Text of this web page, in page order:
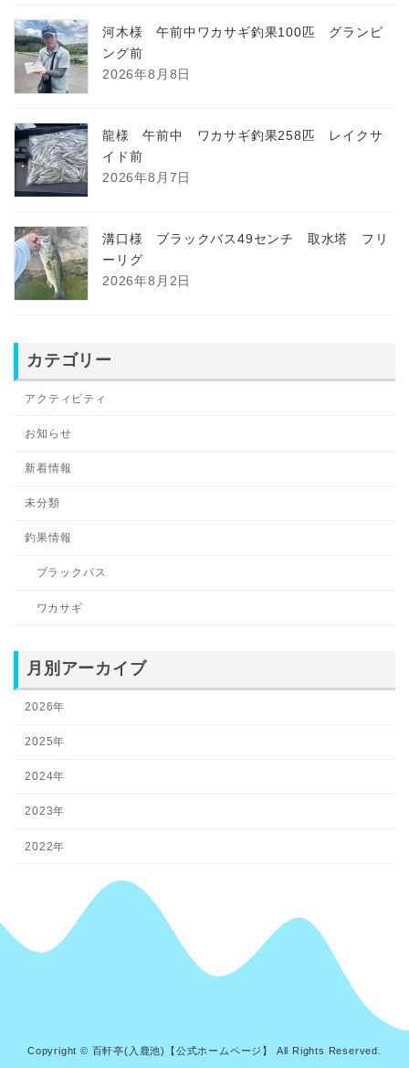
河木様 午前中ワカサギ釣果100匹 グランピ
ング前
2026年8月8日
龍様 午前中 ワカサギ釣果258匹 レイクサ
イド前
2026年8月7日
溝口様 ブラックバス49センチ 取水塔 フリ
ーリグ
2026年8月2日
カテゴリー
アクティビティ
お知らせ
新着情報
未分類
釣果情報
ブラックバス
ワカサギ
月別アーカイブ
2026年
2025年
2024年
2023年
2022年
Copyright © 百軒亭(入鹿池)【公式ホームページ】 All Rights Reserved.